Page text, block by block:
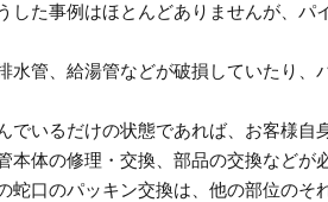
した事例はほとんどありませんが、パ
水管、給湯管などが破損していたり、
でいるだけの状態であれば、お客様自
本体の修理・交換、部品の交換などが
蛇口のパッキン交換は、他の部位のそ